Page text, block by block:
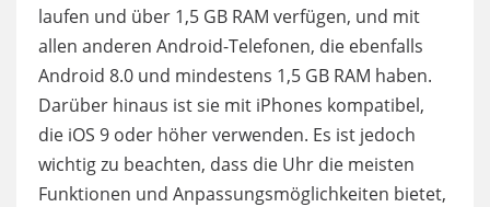
laufen und über 1,5 GB RAM verfügen, und mit
allen anderen Android-Telefonen, die ebenfalls
Android 8.0 und mindestens 1,5 GB RAM haben.
Darüber hinaus ist sie mit iPhones kompatibel,
die iOS 9 oder höher verwenden. Es ist jedoch
wichtig zu beachten, dass die Uhr die meisten
Funktionen und Anpassungsmöglichkeiten bietet,